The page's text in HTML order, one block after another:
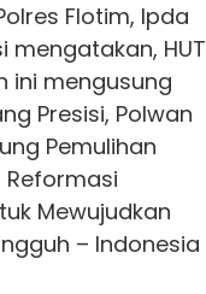
Flotim, Ipda
mengatakan, HUT
ini mengusung
Presisi, Polwan
Pemulihan
Reformasi
Mewujudkan
– Indonesia